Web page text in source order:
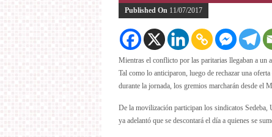
Published On 11/07/2017
Mientras el conflicto por las paritarias llegaban a un
Tal como lo anticiparon, luego de rechazar una
durante la jornada, los gremios marcharán desde el
De la movilización participan los sindicatos
ya adelantó que se descontará el día a quienes se